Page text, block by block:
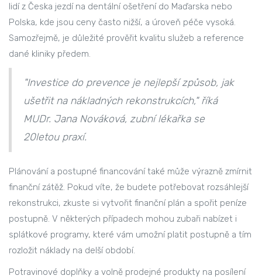
lidí z Česka jezdí na dentální ošetření do Maďarska nebo
Polska, kde jsou ceny často nižší, a úroveň péče vysoká.
Samozřejmě, je důležité prověřit kvalitu služeb a reference
dané kliniky předem.
"Investice do prevence je nejlepší způsob, jak
ušetřit na nákladných rekonstrukcích," říká
MUDr. Jana Nováková, zubní lékařka se
20letou praxí.
Plánování a postupné financování také může výrazně zmírnit
finanční zátěž. Pokud víte, že budete potřebovat rozsáhlejší
rekonstrukci, zkuste si vytvořit finanční plán a spořit peníze
postupně. V některých případech mohou zubaři nabízet i
splátkové programy, které vám umožní platit postupně a tím
rozložit náklady na delší období.
Potravinové doplňky a volně prodejné produkty na posílení